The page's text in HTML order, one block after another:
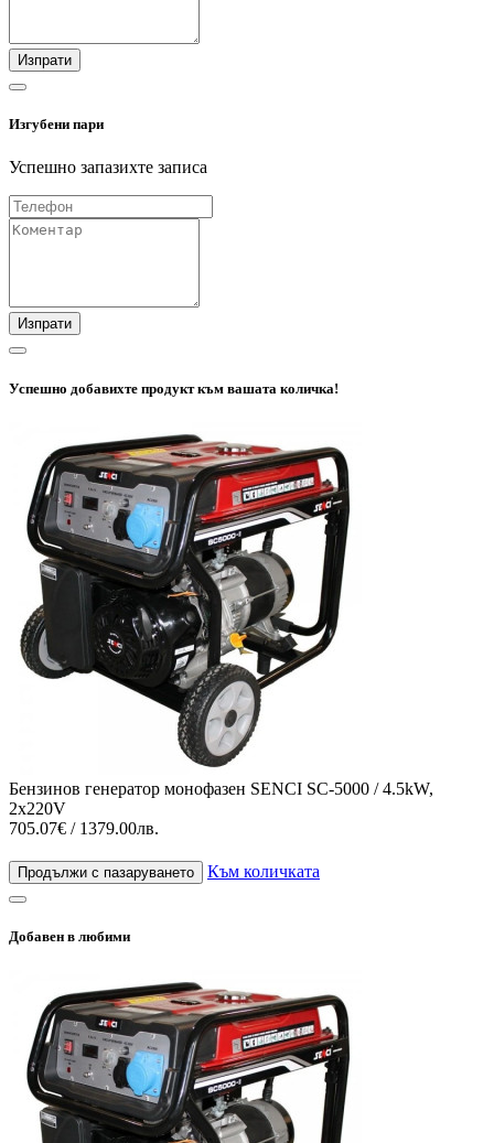
Изпрати
Изгубени пари
Успешно запазихте записа
Изпрати
Успешно добавихте продукт към вашата количка!
Бензинов генератор монофазен SENCI SC-5000 / 4.5kW,
2x220V
705.07€ / 1379.00лв.
Продължи с пазаруването Към количката
Добавен в любими